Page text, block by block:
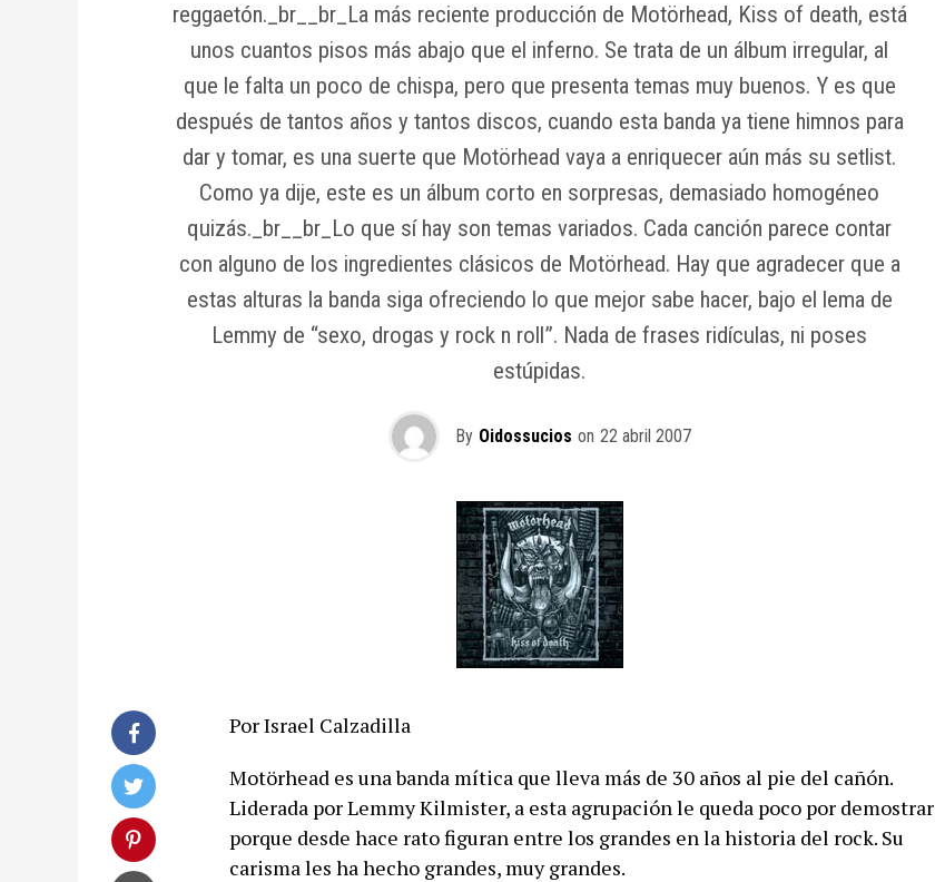
reggaetón._br__br_La más reciente producción de Motörhead, Kiss of death, está
unos cuantos pisos más abajo que el inferno. Se trata de un álbum irregular, al
que le falta un poco de chispa, pero que presenta temas muy buenos. Y es que
después de tantos años y tantos discos, cuando esta banda ya tiene himnos para
dar y tomar, es una suerte que Motörhead vaya a enriquecer aún más su setlist.
Como ya dije, este es un álbum corto en sorpresas, demasiado homogéneo
quizás._br__br_Lo que sí hay son temas variados. Cada canción parece contar
con alguno de los ingredientes clásicos de Motörhead. Hay que agradecer que a
estas alturas la banda siga ofreciendo lo que mejor sabe hacer, bajo el lema de
Lemmy de “sexo, drogas y rock n roll”. Nada de frases ridículas, ni poses
estúpidas.
By Oidossucios on 22 abril 2007
Por Israel Calzadilla
Motörhead es una banda mítica que lleva más de 30 años al pie del cañón.
Liderada por Lemmy Kilmister, a esta agrupación le queda poco por demostrar
porque desde hace rato figuran entre los grandes en la historia del rock. Su
carisma les ha hecho grandes, muy grandes.